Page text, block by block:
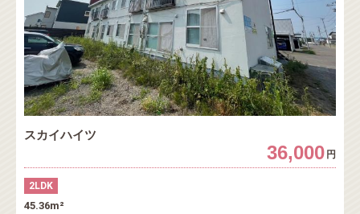
スカイハイツ
36,000 円
2LDK
45.36m²